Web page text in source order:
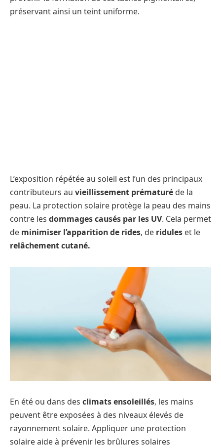
préservant ainsi un teint uniforme.
L’exposition répétée au soleil est l’un des principaux
contributeurs au vieillissement prématuré de la
peau. La protection solaire protège la peau des mains
contre les dommages causés par les UV. Cela permet
de minimiser l’apparition de rides, de ridules et le
relâchement cutané.
En été ou dans des climats ensoleillés, les mains
peuvent être exposées à des niveaux élevés de
rayonnement solaire. Appliquer une protection
solaire aide à prévenir les brûlures solaires